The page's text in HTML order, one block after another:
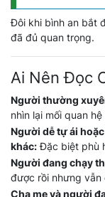
Đôi khi bình an bắt
đã đủ quan trọng.
Ai Nên Đọc
Người thường
nhìn lại mối quan
Người dễ tự ái
khác:Đặc biệt phù
Người đang chạy
được rồi nhưng vẫn
Cha mẹ và người